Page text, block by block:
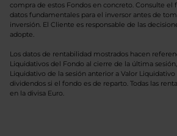
compra de estos Fondos en concreto. Consulte
datos fundamentales para el inversor antes de
inversión. El Cliente es responsable de las
adopte.
Los datos de rentabilidad mostrados hacen
Liquidativos del Fondo al cierre de la última
Liquidativo de la sesión anterior a Valor
dividendos si el fondo es de reparto. Todas las
en la divisa Euro.